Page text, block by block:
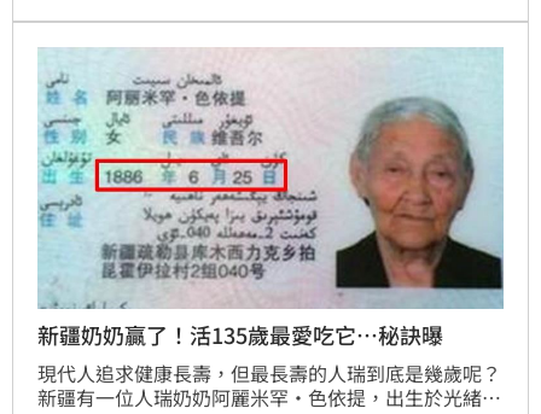
新疆奶奶贏了！活135歲最愛吃它…秘訣曝
現代人追求健康長壽，但最長壽的人瑞到底是幾歲呢？
新疆有一位人瑞奶奶阿麗米罕·色依提，出生於光緒12